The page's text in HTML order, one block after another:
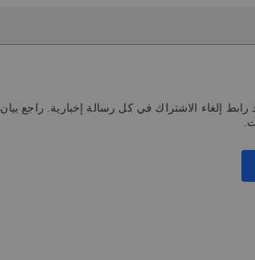
رابط إلغاء الاشتراك في كل رسالة إخبارية. راجع بيان